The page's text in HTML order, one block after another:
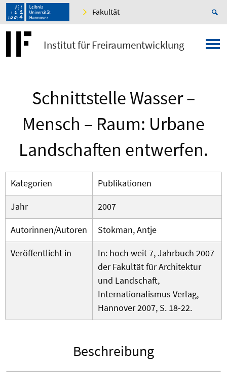
Fakultät
Institut für Freiraumentwicklung
Schnittstelle Wasser –
Mensch – Raum: Urbane
Landschaften entwerfen.
Kategorien
Publikationen
Jahr
2007
Autorinnen/Autoren
Stokman, Antje
Veröffentlicht in
In: hoch weit 7, Jahrbuch 2007
der Fakultät für Architektur
und Landschaft,
Internationalismus Verlag,
Hannover 2007, S. 18-22.
Beschreibung